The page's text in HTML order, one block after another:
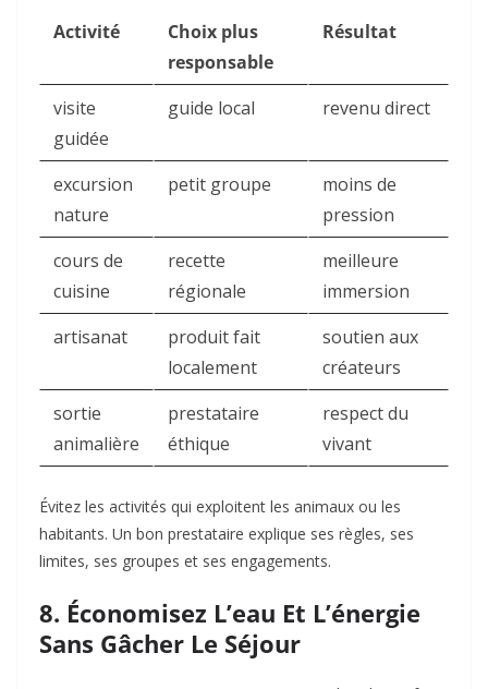
Activité
Choix plus
responsable
Résultat
visite
guidée
guide local revenu direct
excursion
nature
petit groupe
moins de
pression
cours de
cuisine
recette
régionale
meilleure
immersion
artisanat
produit fait
localement
soutien aux
créateurs
sortie
animalière
prestataire
éthique
respect du
vivant
Évitez les activités qui exploitent les animaux ou les
habitants. Un bon prestataire explique ses règles, ses
limites, ses groupes et ses engagements.
8. Économisez L’eau Et L’énergie
Sans Gâcher Le Séjour